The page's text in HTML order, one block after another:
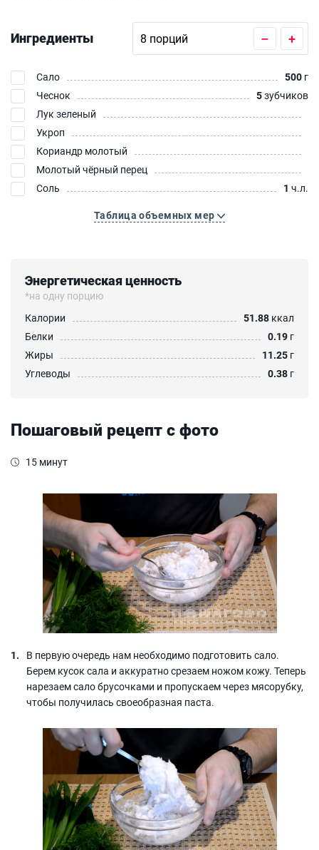
Ингредиенты – +
Сало 500 г
Чеснок
5зубчиков
Лук зеленый
Укроп
Кориандр молотый
Молотый чёрный перец
Соль
1 ч.л.
Таблица объемных мер
Энергетическая ценность
*на одну порцию
Калории
51.88 ккал
Белки
0.19 г
Жиры
11.25 г
Углеводы
0.38 г
Пошаговый рецепт с фото
15 минут
В первую очередь нам необходимо подготовить сало.
Берем кусок сала и аккуратно срезаем ножом кожу. Теперь
нарезаем сало брусочками и пропускаем через мясорубку,
чтобы получилась своеобразная паста.